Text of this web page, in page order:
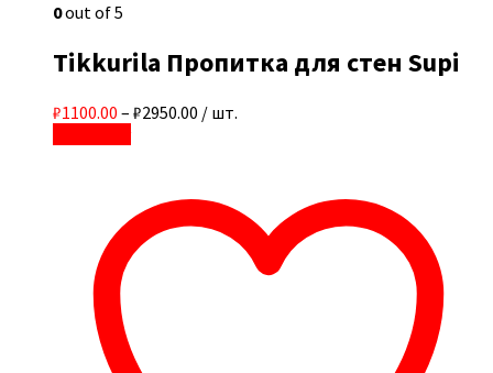
0out of 5
Tikkurila Пропитка для стен Supi
₽1100.00 – ₽2950.00 / шт.